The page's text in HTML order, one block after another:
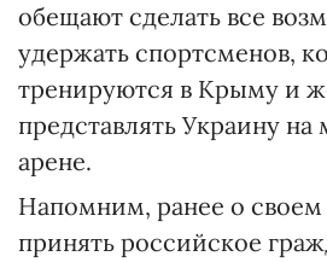
обещают сделать все
удержать спортсменов,
тренируются в Крыму и
представлять Украину
арене.
Напомним, ранее о
принять российское